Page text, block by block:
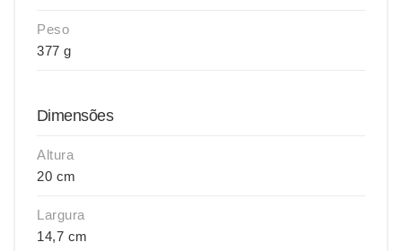
Peso
377 g
Dimensões
Altura
20 cm
Largura
14,7 cm